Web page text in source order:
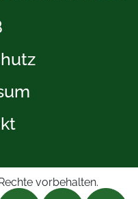
vorbehalten.